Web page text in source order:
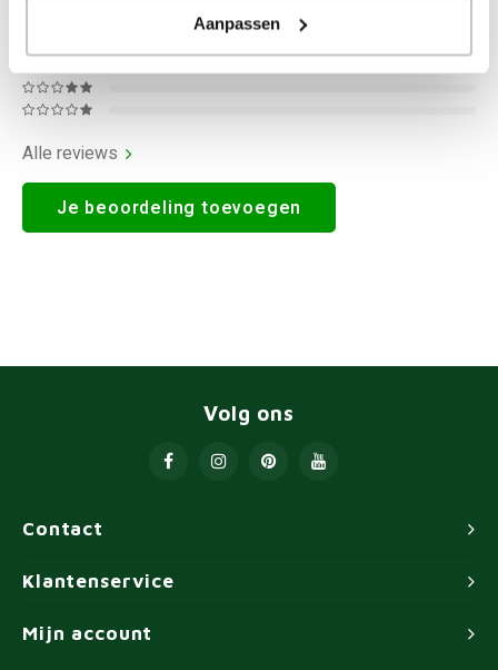
Aanpassen
Alle reviews
Je beoordeling toevoegen
Contact
Volg ons
Klantenservice
Mijn account